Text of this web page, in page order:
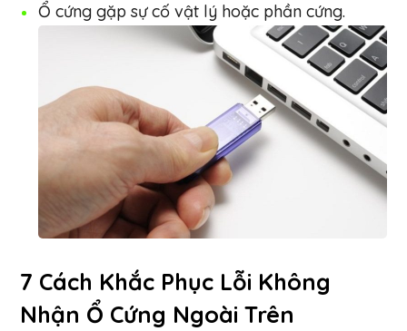
Ổ cứng gặp sự cố vật lý hoặc phần cứng.
7 Cách Khắc Phục Lỗi Không
Nhận Ổ Cứng Ngoài Trên